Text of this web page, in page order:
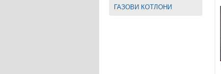
ГАЗОВИ КОТЛОНИ